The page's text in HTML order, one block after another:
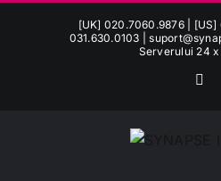
[UK] 020.7060.9876 | [US]
031.630.0103 |
Serverului 24 x